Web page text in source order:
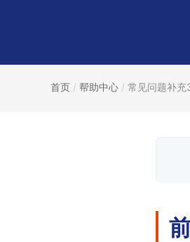
首页 / 帮助中心 / 常见问题补充